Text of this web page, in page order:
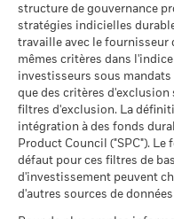
à l’adressehttp://
MSCI
au 17/juil./2026
Pointage de qualité ESG
MSCI - centile par rapport
au 17/juil./2026
Fonds dans le groupe de
pairs
au 17/juil./2026
% de couverture MSCI
Pourcentage des avoirs
fonds à l'égard desquels
des données ne sont pas
disponibles
au 30/juin/2026
L'exposition de BlackRock
est indiquée ci-dessus,
sables bitumineux, est
entreprises qui tirent plus
charbon thermique ou
par MSCI ESG Research.
génèrent des revenus à
structure de gouvernance
stratégies indicielles
travaille avec le fournisseur
mêmes critères dans
investisseurs sous mandats
que des critères
filtres d'exclusion. La
intégration à des fonds
Product Council ("SPC"). Le
défaut pour ces filtres de
d'investissement peuvent
d'autres sources de